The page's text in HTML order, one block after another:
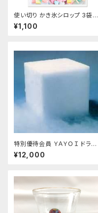
使い切り かき氷シロップ 3袋セ
ット いちご ハワイアンブルー マ
ンゴー マスカット コーラ 35mL
¥1,100
特別優待会員 ＹＡＹＯＩ ドライ
アイス 25ｋｇ
¥12,000